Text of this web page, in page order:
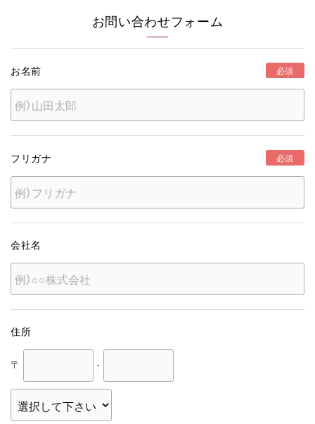
お問い合わせフォーム
お名前 必須
フリガナ 必須
会社名
住所
〒 -